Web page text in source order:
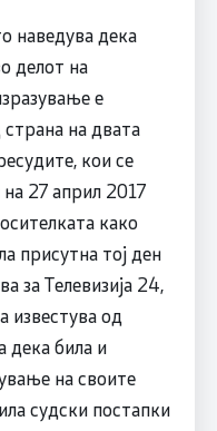
наведува дека
делот на
е
на двата
кои се
на 27 април 2017
како
присутна тој ден
за Телевизија 24,
известува од
дека била и
на своите
судски постапки